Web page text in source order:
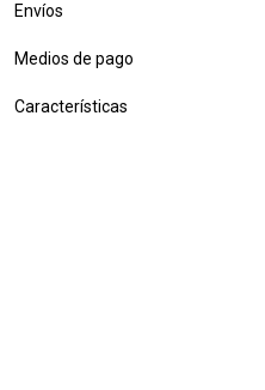
Envíos
Medios de pago
Características